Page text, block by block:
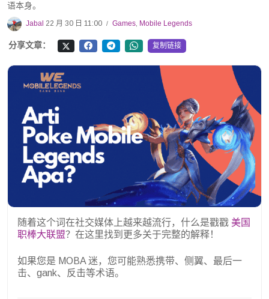
语本身。
Jabal 22 月 30 日 11:00 / Games, Mobile Legends
分享文章： 复制链接
随着这个词在社交媒体上越来越流行，什么是戳戳 美国
职棒大联盟？在这里找到更多关于完整的解释！
如果您是 MOBA 迷，您可能熟悉携带、侧翼、最后一
击、gank、反击等术语。